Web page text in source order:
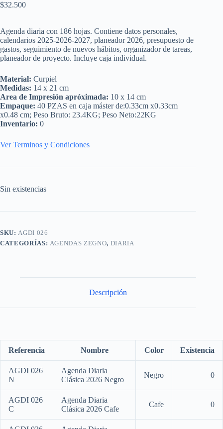
$32.500
Agenda diaria con 186 hojas. Contiene datos personales,
calendarios 2025-2026-2027, planeador 2026, presupuesto de
gastos, seguimiento de nuevos hábitos, organizador de tareas,
planeador de proyecto. Incluye caja individual.
Material: Curpiel
Medidas: 14 x 21 cm
Area de Impresión apróximada: 10 x 14 cm
Empaque: 40 PZAS en caja máster de:0.33cm x0.33cm
x0.48 cm; Peso Bruto: 23.4KG; Peso Neto:22KG
Inventario: 0
Ver Terminos y Condiciones
Sin existencias
SKU:AGDI 026
CATEGORÍAS: AGENDAS ZEGNO, DIARIA
Descripción
Referencia Nombre Color Existencia
AGDI 026
N
Agenda Diaria
Clásica 2026 Negro
Negro 0
AGDI 026
C
Agenda Diaria
Clásica 2026 Cafe
Cafe 0